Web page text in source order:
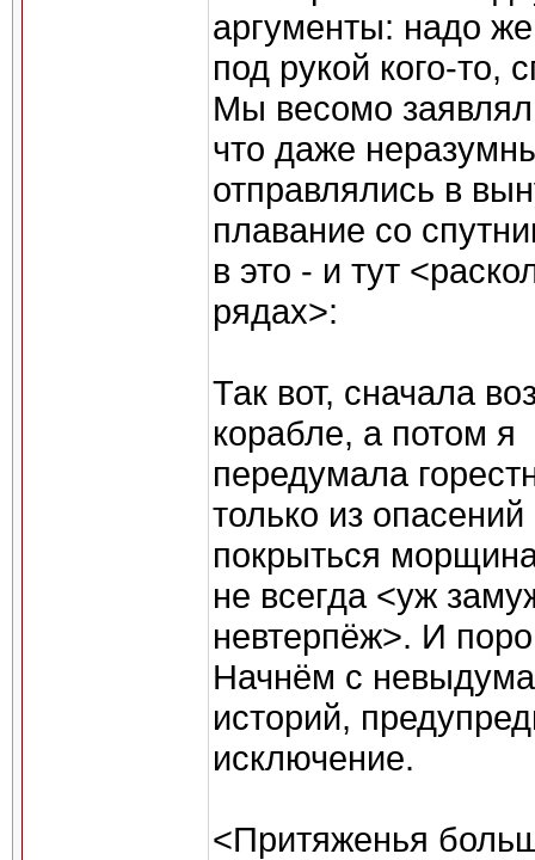
аргументы: надо
под рукой кого-то,
Мы весомо
что даже
отправлялись в
плавание со
в это - и тут
рядах>:
Так вот, сначала
корабле, а потом я
передумала
только из опасений
покрыться
не всегда <уж
невтерпёж>. И
Начнём с
историй,
исключение.
<Притяженья